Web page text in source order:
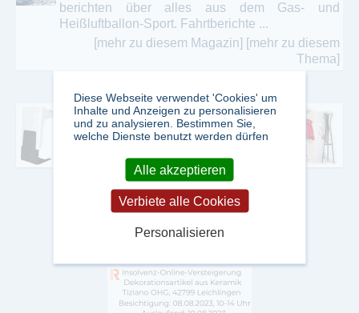
berichten über alles aus dem Gas- und
Heißluftballon-Sport. Fahrtberichte ...
[mehr zu diesem Magazin] [mehr zu diesem
Thema]
Diese Webseite verwendet 'Cookies' um
Inhalte und Anzeigen zu personalisieren
und zu analysieren. Bestimmen Sie,
welche Dienste benutzt werden dürfen
Alle akzeptieren
Verbiete alle Cookies
Personalisieren